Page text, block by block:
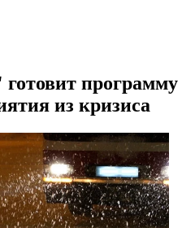
программу
из кризиса